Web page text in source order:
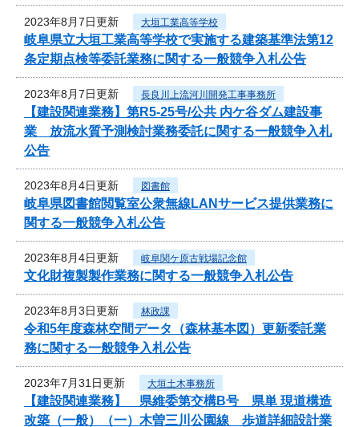
2023年8月7日更新 大垣工業高等学校
岐阜県立大垣工業高等学校で実施する建築基準法第12
条定期点検等委託業務に関する一般競争入札公告
2023年8月7日更新 長良川上流河川開発工事事務所
【建設関連業務】第R5-25号/公共 内ケ谷ダム建設事
業 放流水質予測検討業務委託に関する一般競争入札
公告
2023年8月4日更新 図書館
岐阜県図書館閲覧室公衆無線LANサービス提供業務に
関する一般競争入札公告
2023年8月4日更新 岐阜関ケ原古戦場記念館
文化財複製製作業務に関する一般競争入札公告
2023年8月3日更新 林政課
令和5年度森林空間データ（森林基本図）更新委託業
務に関する一般競争入札公告
2023年7月31日更新 大垣土木事務所
【建設関連業務】 県維委第交構B号 県単 現道構造
改築（一般）（一）木曽三川公園線 歩道詳細設計業